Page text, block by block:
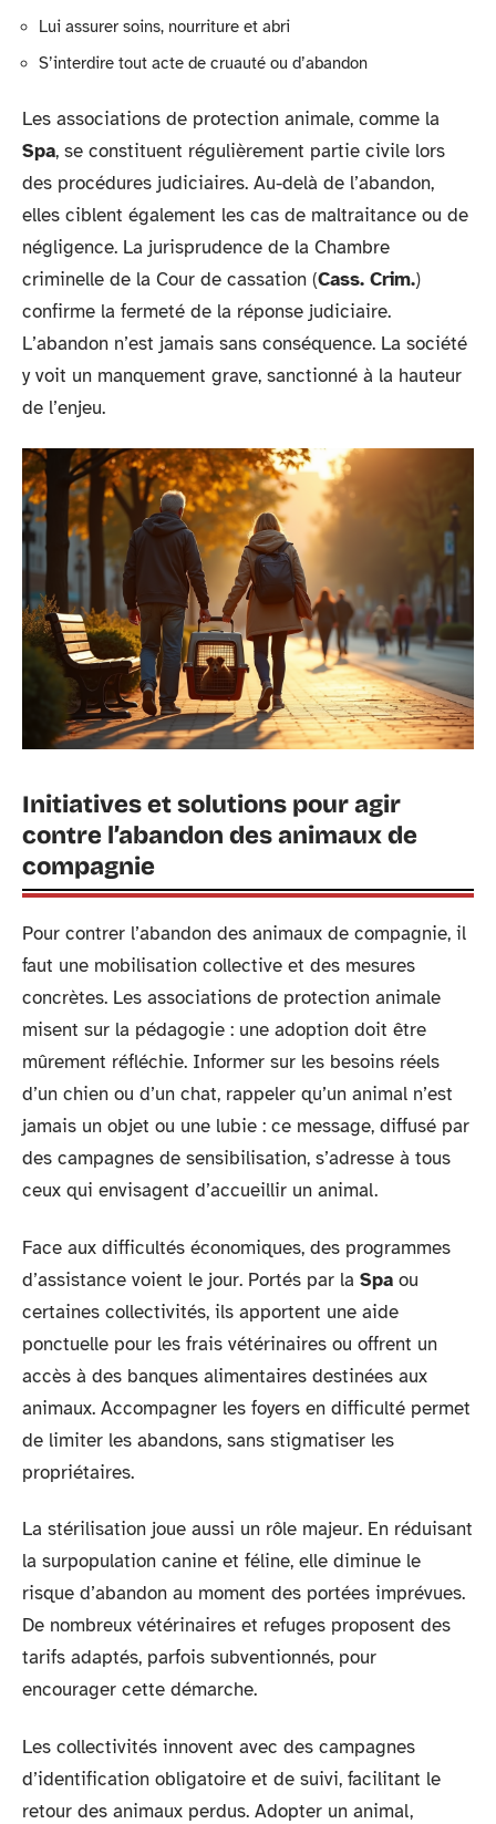
Lui assurer soins, nourriture et abri
S’interdire tout acte de cruauté ou d’abandon
Les associations de protection animale, comme la
Spa, se constituent régulièrement partie civile lors
des procédures judiciaires. Au-delà de l’abandon,
elles ciblent également les cas de maltraitance ou de
négligence. La jurisprudence de la Chambre
criminelle de la Cour de cassation (Cass. Crim.)
confirme la fermeté de la réponse judiciaire.
L’abandon n’est jamais sans conséquence. La société
y voit un manquement grave, sanctionné à la hauteur
de l’enjeu.
Initiatives et solutions pour agir
contre l’abandon des animaux de
compagnie
Pour contrer l’abandon des animaux de compagnie, il
faut une mobilisation collective et des mesures
concrètes. Les associations de protection animale
misent sur la pédagogie : une adoption doit être
mûrement réfléchie. Informer sur les besoins réels
d’un chien ou d’un chat, rappeler qu’un animal n’est
jamais un objet ou une lubie : ce message, diffusé par
des campagnes de sensibilisation, s’adresse à tous
ceux qui envisagent d’accueillir un animal.
Face aux difficultés économiques, des programmes
d’assistance voient le jour. Portés par la Spa ou
certaines collectivités, ils apportent une aide
ponctuelle pour les frais vétérinaires ou offrent un
accès à des banques alimentaires destinées aux
animaux. Accompagner les foyers en difficulté permet
de limiter les abandons, sans stigmatiser les
propriétaires.
La stérilisation joue aussi un rôle majeur. En réduisant
la surpopulation canine et féline, elle diminue le
risque d’abandon au moment des portées imprévues.
De nombreux vétérinaires et refuges proposent des
tarifs adaptés, parfois subventionnés, pour
encourager cette démarche.
Les collectivités innovent avec des campagnes
d’identification obligatoire et de suivi, facilitant le
retour des animaux perdus. Adopter un animal,